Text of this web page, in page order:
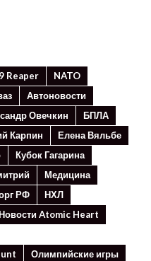
Reaper
NATO
Автоновости
Овечкин
БПЛА
Карпин
Елена Вяльбе
Кубок Гагарина
Медицина
РФ
НХЛ
Atomic Heart
Олимпийские игры